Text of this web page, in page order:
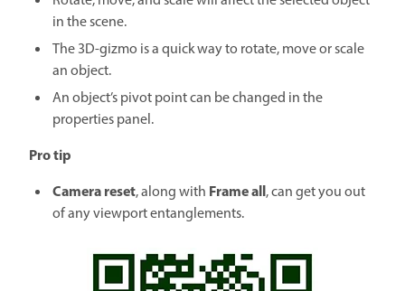
in the scene.
The 3D-gizmo is a quick way to rotate, move or scale
an object.
An object’s pivot point can be changed in the
properties panel.
Pro tip
Camera reset, along with Frame all, can get you out
of any viewport entanglements.